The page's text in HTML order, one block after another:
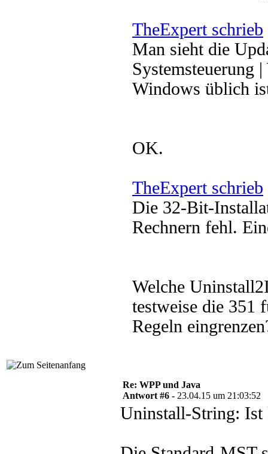
TheExpert schrieb
Man sieht die
Systemsteuerung
Windows üblich
OK.
TheExpert schrieb
Die 32-Bit-
Rechnern fehl.
Welche
testweise die 351
Regeln
Re: WPP und Java
Antwort #6 - 23.04.15 um 21:03:52
Uninstall-String: Ist